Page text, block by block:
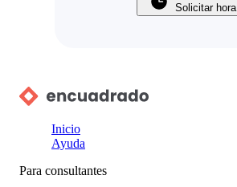
Solicitar hora
Inicio
Ayuda
Para consultantes